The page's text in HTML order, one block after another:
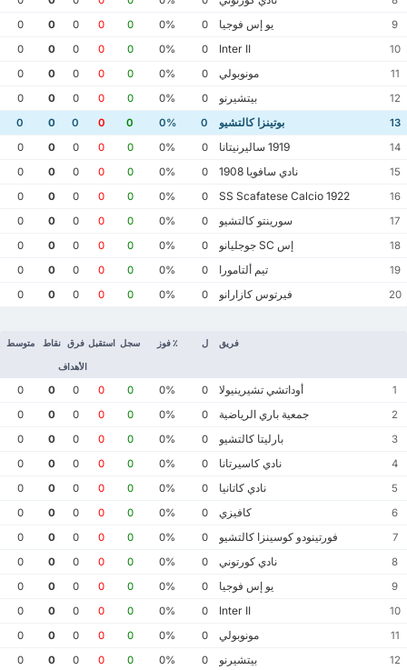
9
يو إس فوجيا 0
0%
0
0
0
0
0
10
0
0%
0
0
0
0
0
11
مونوبولي 0
0%
0
0
0
0
0
12
بيتشيرنو 0
0%
0
0
0
0
0
13
بوتينزا كالتشيو 0
0%
0
0
0
0
0
14
0
0%
0
0
0
0
0
15
نادي سافويا 1908 0
0%
0
0
0
0
0
16
0
0%
0
0
0
0
0
17
سورينتو كالتشيو 0
0%
0
0
0
0
0
18
إس SC جوجليانو 0
0%
0
0
0
0
0
19
تيم ألتامورا 0
0%
0
0
0
0
0
20
فيرتوس كازارانو 0
0%
0
0
0
0
0
فريق ل ٪ فوز سجل استقبل فرق
الأهداف
نقاط متوسط
1 أوداتشي تشيرينيولا 0
0%
0
0
0
0
0
2
جمعية باري الرياضية 0
0%
0
0
0
0
0
3
بارليتا كالتشيو 0
0%
0
0
0
0
0
4
نادي كاسيرتانا 0
0%
0
0
0
0
0
5
نادي كاتانيا 0
0%
0
0
0
0
0
6
كافيزي 0
0%
0
0
0
0
0
7
فورتينودو كوسينزا كالتشيو 0
0%
0
0
0
0
0
8
نادي كورتوني 0
0%
0
0
0
0
0
9
يو إس فوجيا 0
0%
0
0
0
0
0
10
0
0%
0
0
0
0
0
11
مونوبولي 0
0%
0
0
0
0
0
12
بيتشيرنو 0
0%
0
0
0
0
0